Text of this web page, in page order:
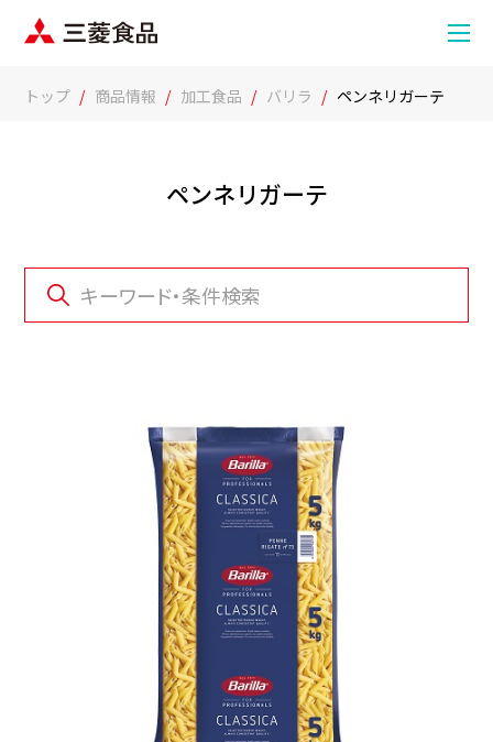
トップ 商品情報 加工食品 バリラ ペンネリガーテ
ペンネリガーテ
キーワード・条件検索